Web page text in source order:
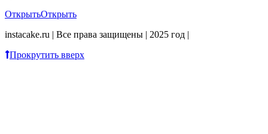
ОткрытьОткрыть
instacake.ru | Все права защищены | 2025 год |
Прокрутить вверх